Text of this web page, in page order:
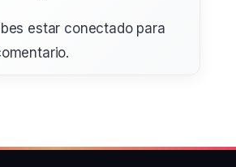
estar conectadopara